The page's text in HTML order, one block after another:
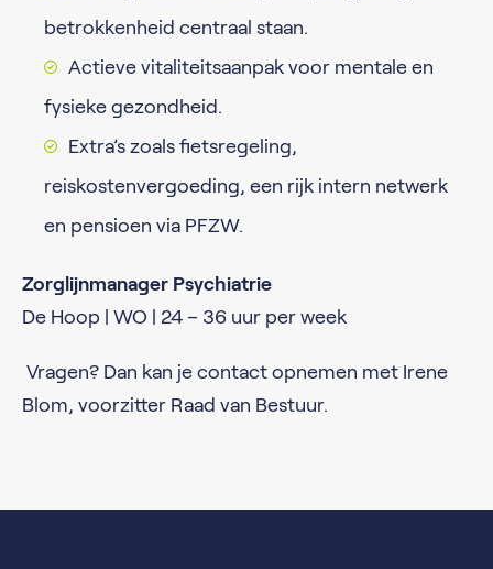
betrokkenheid centraal staan.
Actieve vitaliteitsaanpak voor mentale en
fysieke gezondheid.
Extra’s zoals fietsregeling,
reiskostenvergoeding, een rijk intern netwerk
en pensioen via PFZW.
Zorglijnmanager Psychiatrie
De Hoop | WO | 24 – 36 uur per week
Vragen? Dan kan je contact opnemen met Irene
Blom, voorzitter Raad van Bestuur.